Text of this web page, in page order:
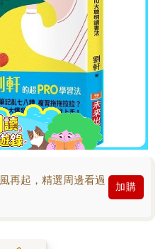
再起，精選周邊看過
加購